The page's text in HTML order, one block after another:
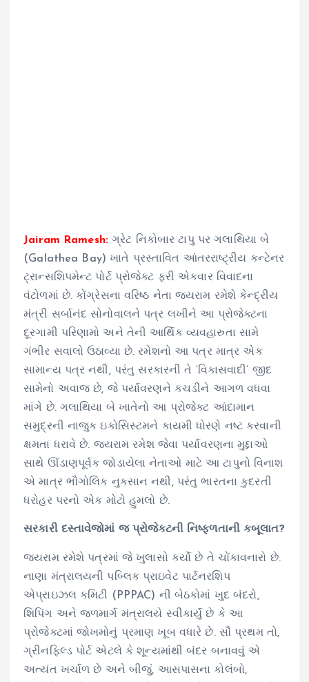
Jairam Ramesh: ગ્રેટ નિકોબાર ટાપુ પર ગલાથિયા બે
(Galathea Bay) ખાતે પ્રસ્તાવિત આંતરરાષ્ટ્રીય કન્ટેનર
ટ્રાન્સશિપમેન્ટ પોર્ટ પ્રોજેક્ટ ફરી એકવાર વિવાદના
વંટોળમાં છે. કોંગ્રેસના વરિષ્ઠ નેતા જયરામ રમેશે કેન્દ્રીય
મંત્રી સર્બાનંદ સોનોવાલને પત્ર લખીને આ પ્રોજેક્ટના
દૂરગામી પરિણામો અને તેની આર્થિક વ્યવહારુતા સામે
ગંભીર સવાલો ઉઠાવ્યા છે. રમેશનો આ પત્ર માત્ર એક
સામાન્ય પત્ર નથી, પરંતુ સરકારની તે ‘વિકાસવાદી’ જીદ
સામેનો અવાજ છે, જે પર્યાવરણને કચડીને આગળ વધવા
માંગે છે. ગલાથિયા બે ખાતેનો આ પ્રોજેક્ટ આંદામાન
સમુદ્રની નાજુક ઇકોસિસ્ટમને કાયમી ધોરણે નષ્ટ કરવાની
ક્ષમતા ધરાવે છે. જયરામ રમેશ જેવા પર્યાવરણના મુદ્દાઓ
સાથે ઊંડાણપૂર્વક જોડાયેલા નેતાઓ માટે આ ટાપુનો વિનાશ
એ માત્ર ભૌગોલિક નુકસાન નથી, પરંતુ ભારતના કુદરતી
ધરોહર પરનો એક મોટો હુમલો છે.
સરકારી દસ્તાવેજોમાં જ પ્રોજેક્ટની નિષ્ફળતાની કબૂલાત?
જયરામ રમેશે પત્રમાં જે ખુલાસો કર્યો છે તે ચોંકાવનારો છે.
નાણા મંત્રાલયની પબ્લિક પ્રાઇવેટ પાર્ટનરશિપ
એપ્રાઇઝલ કમિટી (PPPAC) ની બેઠકોમાં ખુદ બંદરો,
શિપિંગ અને જળમાર્ગ મંત્રાલયે સ્વીકાર્યું છે કે આ
પ્રોજેક્ટમાં જોખમોનું પ્રમાણ ખૂબ વધારે છે. સૌ પ્રથમ તો,
ગ્રીનફિલ્ડ પોર્ટ એટલે કે શૂન્યમાંથી બંદર બનાવવું એ
અત્યંત ખર્ચાળ છે અને બીજું, આસપાસના કોલંબો,